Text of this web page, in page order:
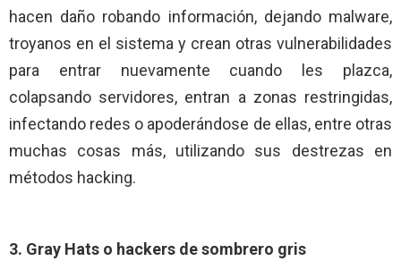
hacen daño robando información, dejando malware,
troyanos en el sistema y crean otras vulnerabilidades
para entrar nuevamente cuando les plazca,
colapsando servidores, entran a zonas restringidas,
infectando redes o apoderándose de ellas, entre otras
muchas cosas más, utilizando sus destrezas en
métodos hacking.
3. Gray Hats o hackers de sombrero gris